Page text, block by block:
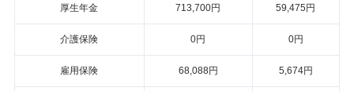
厚生年金 713,700円 59,475円
介護保険 0円 0円
雇用保険 68,088円 5,674円